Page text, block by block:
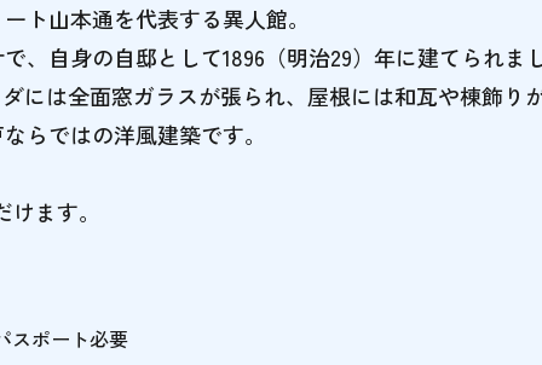
ト山本通を代表する異人館。
、自身の自邸として1896（明治29）年に建てられま
には全面窓ガラスが張られ、屋根には和瓦や棟飾り
らではの洋風建築です。
ます。
スポート必要